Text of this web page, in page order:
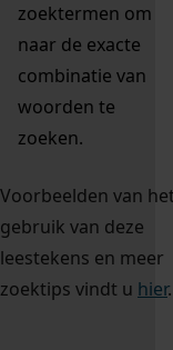
zoektermen om
naar de exacte
combinatie van
woorden te
zoeken.
Voorbeelden van
gebruik van deze
leestekens en meer
zoektips vindt u hier.